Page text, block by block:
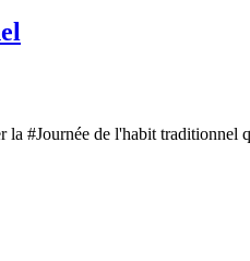
la #Journée de l'habit traditionnel